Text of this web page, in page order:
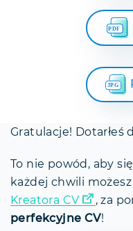
Gratulacje! Dotarłeś
To nie powód, aby
każdej chwili
Kreatora CV
, za
perfekcyjne CV!